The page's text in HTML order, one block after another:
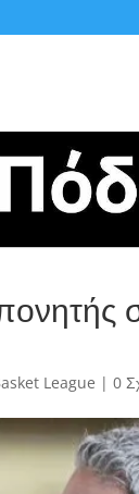
League | 0